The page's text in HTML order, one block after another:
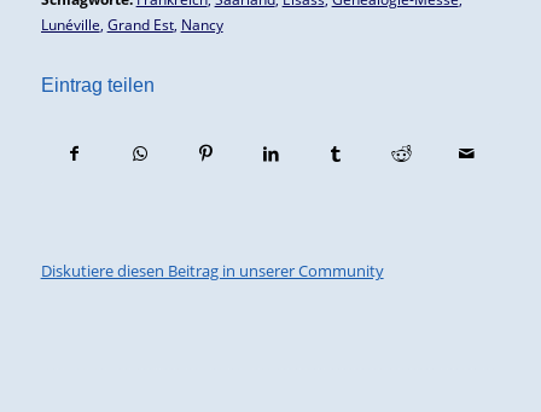
Lunéville Grand Est, Nancy
Eintrag teilen
Diskutiere diesen Beitrag in unserer Community